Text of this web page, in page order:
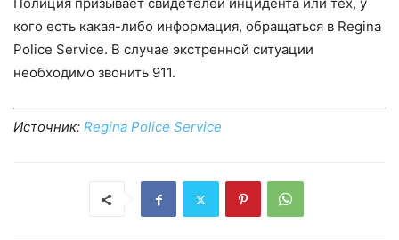
кого есть какая-либо информация, обращаться в Regina
Police Service. В случае экстренной ситуации
необходимо звонить 911.
Источник: Regina Police Service